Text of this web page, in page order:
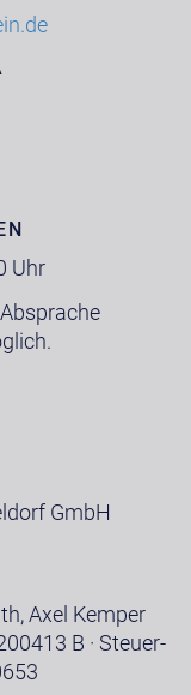
Uhr
GmbH
Axel Kemper
B · Steuer-